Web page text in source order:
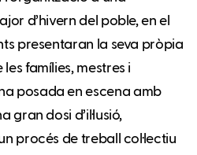
d’hivern del poble, en el
presentaran la seva pròpia
famílies, mestres i
posada en escena amb
gran dosi d’il·lusió,
procés de treball col·lectiu